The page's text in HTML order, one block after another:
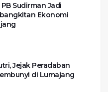
Sudirman Jadi
Ekonomi
Jejak Peradaban
di Lumajang